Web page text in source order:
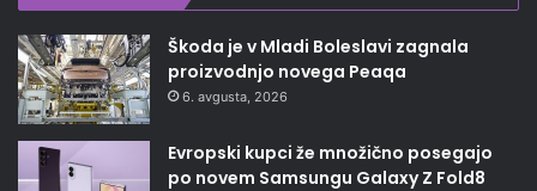
Škoda je v Mladi Boleslavi zagnala
proizvodnjo novega Peaqa
6. avgusta, 2026
Evropski kupci že množično posegajo
po novem Samsungu Galaxy Z Fold8